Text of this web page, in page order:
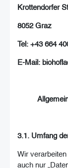
Krottendorfer
8052 Graz
Tel: +43 664
E-Mail:
3.1. Umfang
Wir verarbeiten
auch nur